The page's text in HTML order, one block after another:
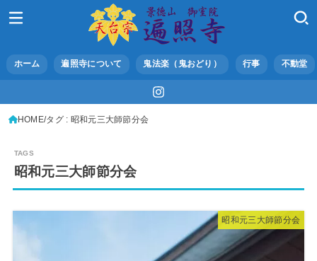
ホーム 遍照寺について 鬼法楽（鬼おどり） 行事 不動堂
HOME タグ : 昭和元三大師節分会
昭和元三大師節分会
昭和元三大師節分会